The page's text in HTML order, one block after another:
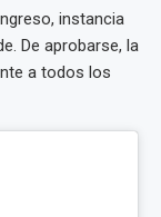
instancia
De aprobarse, la
a todos los